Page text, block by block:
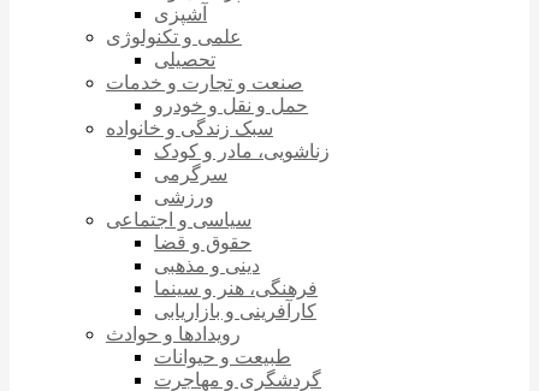
آشپزی
علمی و تکنولوژی
تحصیلی
صنعت و تجارت و خدمات
حمل و نقل و خودرو
سبک زندگی و خانواده
زناشویی، مادر و کودک
سرگرمی
ورزشی
سیاسی و اجتماعی
حقوق و قضا
دینی و مذهبی
فرهنگی، هنر و سینما
کارآفرینی و بازاریابی
رویدادها و حوادث
طبیعت و حیوانات
گردشگری و مهاجرت